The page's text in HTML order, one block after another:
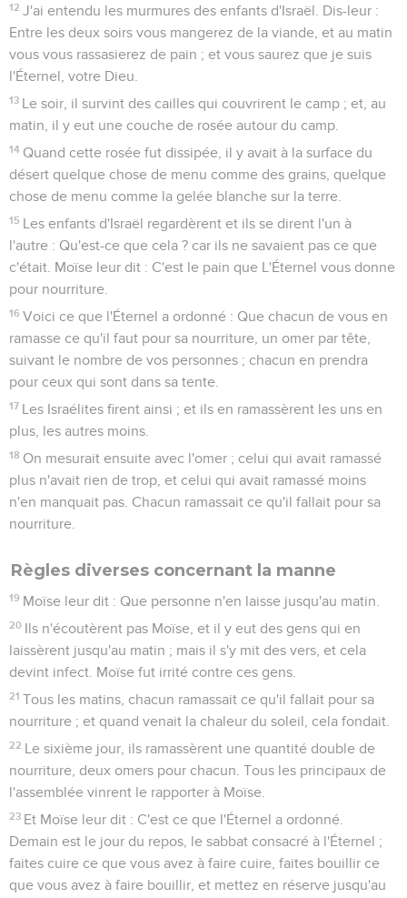
12 J'ai entendu les murmures des enfants d'Israël. Dis-leur :
Entre les deux soirs vous mangerez de la viande, et au matin
vous vous rassasierez de pain ; et vous saurez que je suis
l'Éternel, votre Dieu.
13 Le soir, il survint des cailles qui couvrirent le camp ; et, au
matin, il y eut une couche de rosée autour du camp.
14 Quand cette rosée fut dissipée, il y avait à la surface du
désert quelque chose de menu comme des grains, quelque
chose de menu comme la gelée blanche sur la terre.
15 Les enfants d'Israël regardèrent et ils se dirent l'un à
l'autre : Qu'est-ce que cela ? car ils ne savaient pas ce que
c'était. Moïse leur dit : C'est le pain que L'Éternel vous donne
pour nourriture.
16 Voici ce que l'Éternel a ordonné : Que chacun de vous en
ramasse ce qu'il faut pour sa nourriture, un omer par tête,
suivant le nombre de vos personnes ; chacun en prendra
pour ceux qui sont dans sa tente.
17 Les Israélites firent ainsi ; et ils en ramassèrent les uns en
plus, les autres moins.
18 On mesurait ensuite avec l'omer ; celui qui avait ramassé
plus n'avait rien de trop, et celui qui avait ramassé moins
n'en manquait pas. Chacun ramassait ce qu'il fallait pour sa
nourriture.
Règles diverses concernant la manne
19 Moïse leur dit : Que personne n'en laisse jusqu'au matin.
20 Ils n'écoutèrent pas Moïse, et il y eut des gens qui en
laissèrent jusqu'au matin ; mais il s'y mit des vers, et cela
devint infect. Moïse fut irrité contre ces gens.
21 Tous les matins, chacun ramassait ce qu'il fallait pour sa
nourriture ; et quand venait la chaleur du soleil, cela fondait.
22 Le sixième jour, ils ramassèrent une quantité double de
nourriture, deux omers pour chacun. Tous les principaux de
l'assemblée vinrent le rapporter à Moïse.
23 Et Moïse leur dit : C'est ce que l'Éternel a ordonné.
Demain est le jour du repos, le sabbat consacré à l'Éternel ;
faites cuire ce que vous avez à faire cuire, faites bouillir ce
que vous avez à faire bouillir, et mettez en réserve jusqu'au